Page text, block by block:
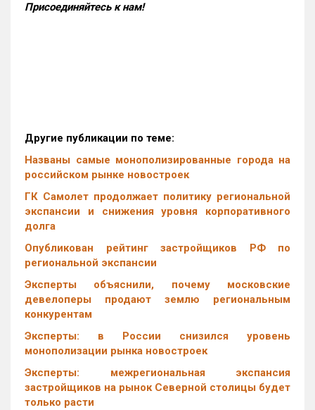
Присоединяйтесь к нам!
Другие публикации по теме:
Названы самые монополизированные города на
российском рынке новостроек
ГК Самолет продолжает политику региональной
экспансии и снижения уровня корпоративного
долга
Опубликован рейтинг застройщиков РФ по
региональной экспансии
Эксперты объяснили, почему московские
девелоперы продают землю региональным
конкурентам
Эксперты: в России снизился уровень
монополизации рынка новостроек
Эксперты: межрегиональная экспансия
застройщиков на рынок Северной столицы будет
только расти